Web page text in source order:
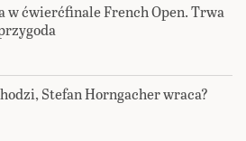
w ćwierćfinale French Open. Trwa
Stefan Horngacher wraca?